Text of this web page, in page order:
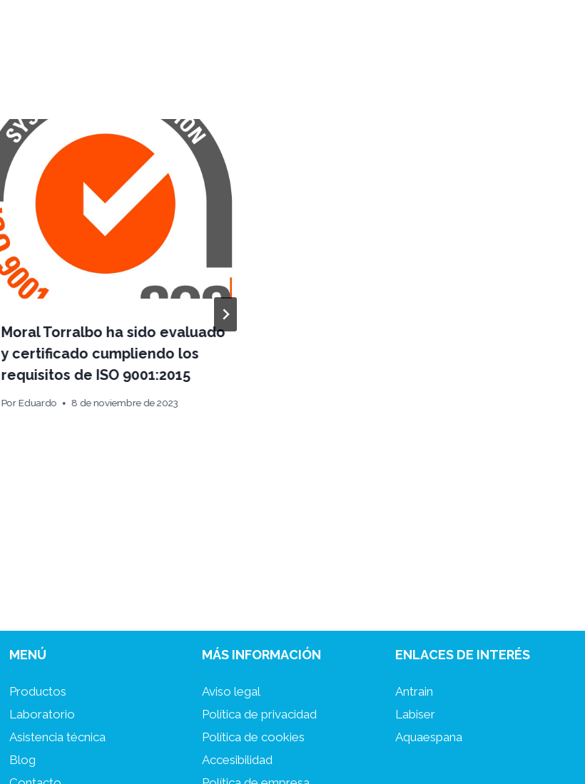
Moral Torralbo ha sido evaluado
y certificado cumpliendo los
requisitos de ISO 9001:2015
Por Eduardo 8 de noviembre de 2023
MENÚ
Productos
Laboratorio
Asistencia técnica
Blog
MÁS INFORMACIÓN
Aviso legal
Política de privacidad
Política de cookies
Accesibilidad
ENLACES DE INTERÉS
Antrain
Labiser
Aquaespana